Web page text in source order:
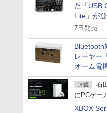
た「USB
Lite」が
凝縮しコ
7日発売
Bluetooth
レーヤー
オーム電
5,940円
連載
石
にPCゲー
XBOX